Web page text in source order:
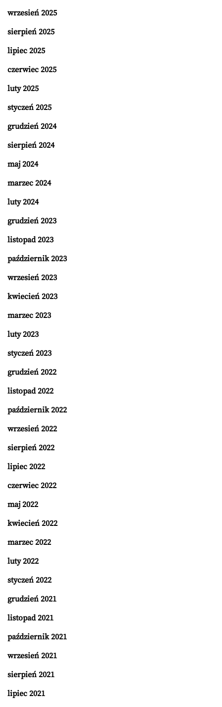
wrzesień 2025
sierpień 2025
lipiec 2025
czerwiec 2025
luty 2025
styczeń 2025
grudzień 2024
sierpień 2024
maj 2024
marzec 2024
luty 2024
grudzień 2023
listopad 2023
październik 2023
wrzesień 2023
kwiecień 2023
marzec 2023
luty 2023
styczeń 2023
grudzień 2022
listopad 2022
październik 2022
wrzesień 2022
sierpień 2022
lipiec 2022
czerwiec 2022
maj 2022
kwiecień 2022
marzec 2022
luty 2022
styczeń 2022
grudzień 2021
listopad 2021
październik 2021
wrzesień 2021
sierpień 2021
lipiec 2021